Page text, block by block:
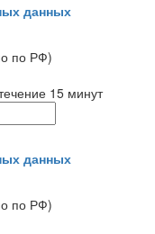
данных
по РФ)
15 минут
данных
по РФ)